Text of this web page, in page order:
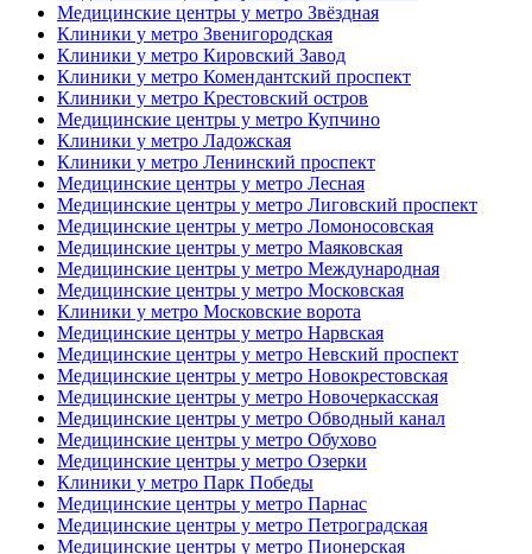
Медицинские центры у метро Звёздная
Клиники у метро Звенигородская
Клиники у метро Кировский Завод
Клиники у метро Комендантский проспект
Клиники у метро Крестовский остров
Медицинские центры у метро Купчино
Клиники у метро Ладожская
Клиники у метро Ленинский проспект
Медицинские центры у метро Лесная
Медицинские центры у метро Лиговский проспект
Медицинские центры у метро Ломоносовская
Медицинские центры у метро Маяковская
Медицинские центры у метро Международная
Медицинские центры у метро Московская
Клиники у метро Московские ворота
Медицинские центры у метро Нарвская
Медицинские центры у метро Невский проспект
Медицинские центры у метро Новокрестовская
Медицинские центры у метро Новочеркасская
Медицинские центры у метро Обводный канал
Медицинские центры у метро Обухово
Медицинские центры у метро Озерки
Клиники у метро Парк Победы
Медицинские центры у метро Парнас
Медицинские центры у метро Петроградская
Медицинские центры у метро Пионерская